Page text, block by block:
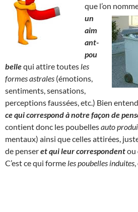
que l’on
un
aim
ant-
pou
bellequi attire toutes les
formes astrales (émotions,
sentiments, sensations,
perceptions faussées, etc.) Bien
ce qui correspond à notre façon de
contient donc les poubellesauto
mentaux) ainsi que celles attirées,
de penseret quileur correspondentou
C’est ce qui forme les poubelles induites